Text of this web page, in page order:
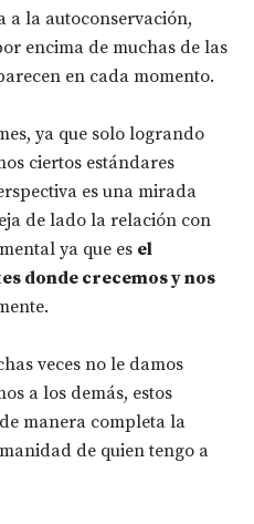
a la autoconservación,
encima de muchas de las
en cada momento.
ya que solo logrando
ciertos estándares
es una mirada
de lado la relación con
ya que es el
donde crecemos y nos
veces no le damos
a los demás, estos
manera completa la
de quien tengo a